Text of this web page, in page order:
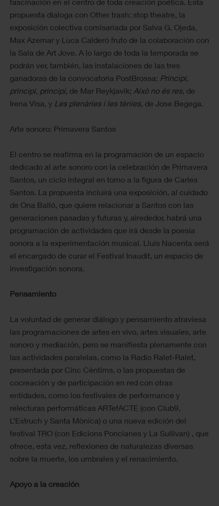
propuesta dialoga con Other trash: stop theatre, la
exposición colectiva comisariada por Salva G. Ojeda,
Max Azemar y Luca Calderó fruto de la colaboración con
la Sala de Art Jove. A lo largo de toda la temporada se
podrán ver, también, las instalaciones de las tres
ganadoras de la convocatoria PostBrossa: Principi,
principi, principi, de Mar Reykjavik; Això no és res, de
Irena Visa, y Les plenàries i les tènies, de Jose Begega.
Arte sonoro: Primavera Santos
El centro se reafirma en la programación de un espacio
dedicado al arte sonoro con la celebración de Primavera
Santos, un ciclo integral en torno a la figura de Carles
Santos. La propuesta incluirá una exposición, al cuidado
de Ona Balló, que quiere relacionar a Santos con las
generaciones pasadas y futuras y, alrededor, habrá una
programación de actividades que irá desde la poesía
sonora a la experimentación musical. Lluís Nacenta será
el encargado de curar el Festival Inaudit, un espacio de
investigación sonora.
Pensamiento
La voluntad de generar diálogo y pensamiento atraviesa
las programaciones de artes en vivo, artes visuales, arte
sonoro y mediación, pero se manifiesta plenamente con
las actividades paralelas, como la Radio Ralet-Ralet,
presentada por Cinc Cèntims, o las propuestas de
cocreación y de participación en red con otras
entidades, como los festivales de performance y
relecturas performáticas ARTefACTE (con Club9,
L’Estruch y Santa Mònica) o una nueva edición del
festival TRO (con Edicions Poncianes y La Sullivan) , que
ofrece, esta vez, reflexiones de naturalezas diversas
sobre la muerte, los umbrales y el renacimiento.
Apoyo a la creación